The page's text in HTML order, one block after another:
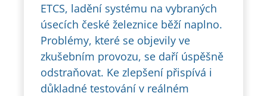
ETCS, ladění systému na vybraných
úsecích české železnice běží naplno.
Problémy, které se objevily ve
zkušebním provozu, se daří úspěšně
odstraňovat. Ke zlepšení přispívá i
důkladné testování v reálném